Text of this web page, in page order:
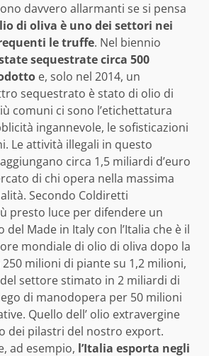
davvero allarmanti se si pensa
di oliva è uno dei settori nei
le truffe. Nel biennio
sequestrate circa 500
e, solo nel 2014, un
sequestrato è stato di olio di
comuni ci sono l’etichettatura
ingannevole, le sofisticazioni
Le attività illegali in questo
circa 1,5 miliardi d’euro
di chi opera nella massima
Secondo Coldiretti
presto luce per difendere un
Made in Italy con l’Italia che è il
mondiale di olio di oliva dopo la
milioni di piante su 1,2 milioni,
settore stimato in 2 miliardi di
di manodopera per 50 milioni
Quello dell’ olio extravergine
dei pilastri del nostro export.
ad esempio, l’Italia esporta negli